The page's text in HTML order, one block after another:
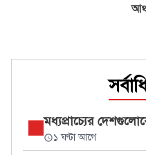
মধ্যপ্রাচ্যের
১ ঘণ্টা আগে